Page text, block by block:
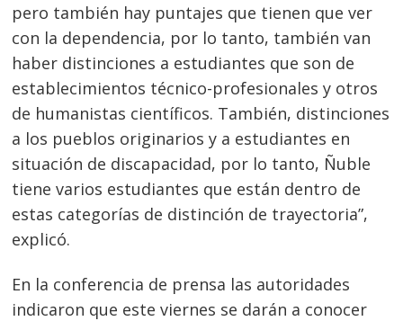
pero también hay puntajes que tienen que ver
con la dependencia, por lo tanto, también van
haber distinciones a estudiantes que son de
establecimientos técnico-profesionales y otros
de humanistas científicos. También, distinciones
a los pueblos originarios y a estudiantes en
situación de discapacidad, por lo tanto, Ñuble
tiene varios estudiantes que están dentro de
estas categorías de distinción de trayectoria”,
explicó.
En la conferencia de prensa las autoridades
indicaron que este viernes se darán a conocer